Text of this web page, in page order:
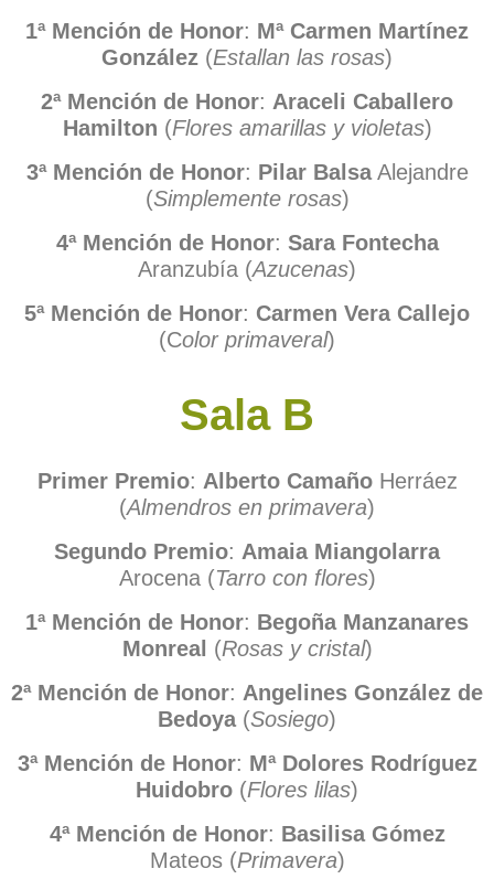
1ª Mención de Honor: Mª Carmen Martínez
González (Estallan las rosas)
2ª Mención de Honor: Araceli Caballero
Hamilton (Flores amarillas y violetas)
3ª Mención de Honor: Pilar BalsaAlejandre
(Simplemente rosas)
4ª Mención de Honor: Sara Fontecha
Aranzubía (Azucenas)
5ª Mención de Honor: Carmen Vera Callejo
(Color primaveral)
Sala B
Primer Premio: Alberto CamañoHerráez
(Almendros en primavera)
Segundo Premio: Amaia Miangolarra
Arocena (Tarro con flores)
1ª Mención de Honor: Begoña Manzanares
Monreal (Rosas y cristal)
2ª Mención de Honor: Angelines González de
Bedoya(Sosiego)
3ª Mención de Honor: Mª Dolores Rodríguez
Huidobro (Flores lilas)
4ª Mención de Honor: Basilisa Gómez
Mateos (Primavera)